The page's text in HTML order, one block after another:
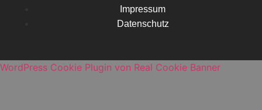
Impressum
Datenschutz
WordPress Cookie Plugin von Real Cookie Banner